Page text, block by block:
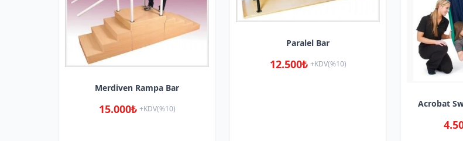
Merdiven Rampa Bar
15.000₺ +KDV(%10)
Paralel Bar
12.500₺ +KDV(%10)
Acrobat